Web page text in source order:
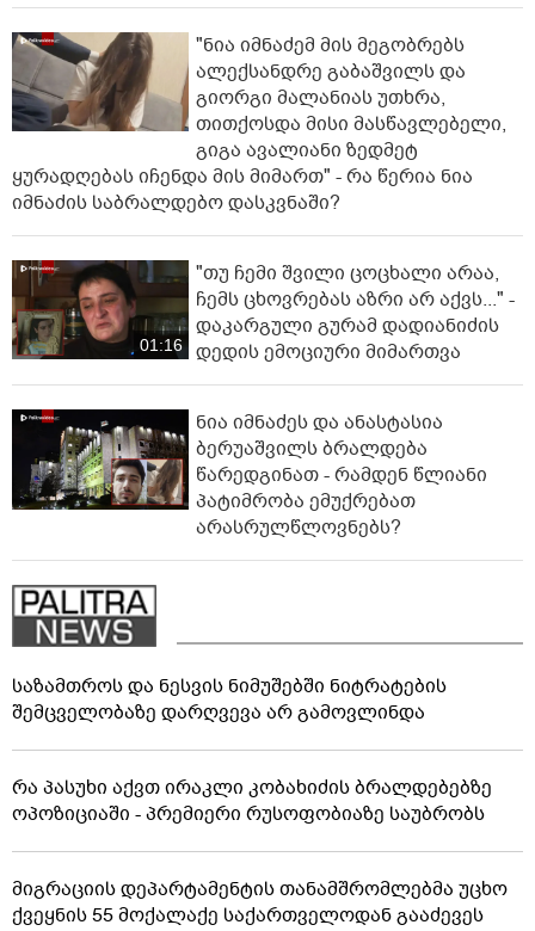
"ნია იმნაძემ მის მეგობრებს
ალექსანდრე გაბაშვილს და
გიორგი მალანიას უთხრა,
თითქოსდა მისი მასწავლებელი,
გიგა ავალიანი ზედმეტ
ყურადღებას იჩენდა მის მიმართ" - რა წერია ნია
იმნაძის საბრალდებო დასკვნაში?
01:16
"თუ ჩემი შვილი ცოცხალი არაა,
ჩემს ცხოვრებას აზრი არ აქვს..." -
დაკარგული გურამ დადიანიძის
დედის ემოციური მიმართვა
ნია იმნაძეს და ანასტასია
ბერუაშვილს ბრალდება
წარედგინათ - რამდენ წლიანი
პატიმრობა ემუქრებათ
არასრულწლოვნებს?
საზამთროს და ნესვის ნიმუშებში ნიტრატების
შემცველობაზე დარღვევა არ გამოვლინდა
რა პასუხი აქვთ ირაკლი კობახიძის ბრალდებებზე
ოპოზიციაში - პრემიერი რუსოფობიაზე საუბრობს
მიგრაციის დეპარტამენტის თანამშრომლებმა უცხო
ქვეყნის 55 მოქალაქე საქართველოდან გააძევეს